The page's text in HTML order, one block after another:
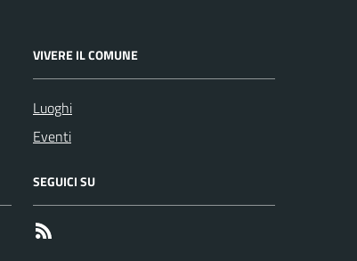
VIVERE IL COMUNE
Luoghi
Eventi
SEGUICI SU